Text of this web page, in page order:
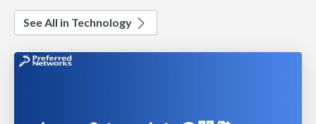
See All in Technology